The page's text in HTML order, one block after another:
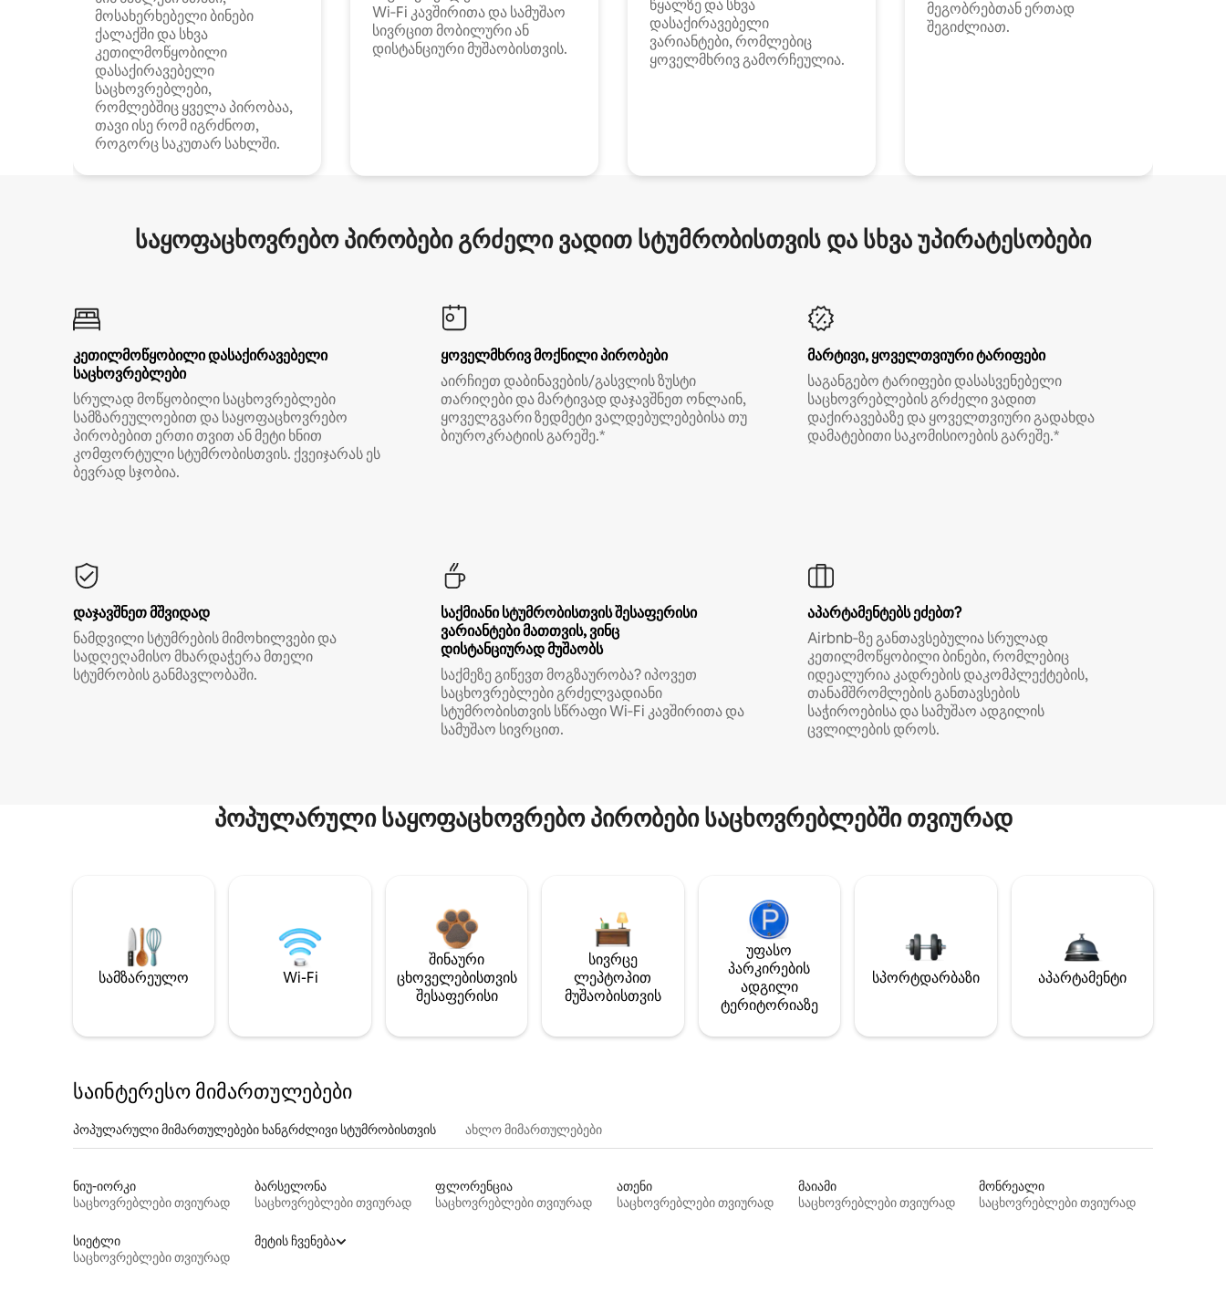
მოსახერხებელი ბინები
ქალაქში და სხვა
კეთილმოწყობილი
დასაქირავებელი
საცხოვრებლები,
რომლებშიც ყველა პირობაა,
თავი ისე რომ იგრძნოთ,
როგორც საკუთარ სახლში.
Wi‑Fi კავშირითა და სამუშაო
სივრცით მობილური ან
დისტანციური მუშაობისთვის.
წყალზე და სხვა
დასაქირავებელი
ვარიანტები, რომლებიც
ყოველმხრივ გამორჩეულია.
მეგობრებთან ერთად
შეგიძლიათ.
საყოფაცხოვრებო პირობები გრძელი ვადით სტუმრობისთვის და სხვა უპირატესობები
კეთილმოწყობილი დასაქირავებელი
საცხოვრებლები
სრულად მოწყობილი საცხოვრებლები
სამზარეულოებით და საყოფაცხოვრებო
პირობებით ერთი თვით ან მეტი ხნით
კომფორტული სტუმრობისთვის. ქვეიჯარას ეს
ბევრად სჯობია.
ყოველმხრივ მოქნილი პირობები
აირჩიეთ დაბინავების/გასვლის ზუსტი
თარიღები და მარტივად დაჯავშნეთ ონლაინ,
ყოველგვარი ზედმეტი ვალდებულებებისა თუ
ბიუროკრატიის გარეშე.*
მარტივი, ყოველთვიური ტარიფები
საგანგებო ტარიფები დასასვენებელი
საცხოვრებლების გრძელი ვადით
დაქირავებაზე და ყოველთვიური გადახდა
დამატებითი საკომისიოების გარეშე.*
დაჯავშნეთ მშვიდად
ნამდვილი სტუმრების მიმოხილვები და
სადღეღამისო მხარდაჭერა მთელი
სტუმრობის განმავლობაში.
საქმიანი სტუმრობისთვის შესაფერისი
ვარიანტები მათთვის, ვინც
დისტანციურად მუშაობს
საქმეზე გიწევთ მოგზაურობა? იპოვეთ
საცხოვრებლები გრძელვადიანი
სტუმრობისთვის სწრაფი Wi‑Fi კავშირითა და
სამუშაო სივრცით.
აპარტამენტებს ეძებთ?
Airbnb‑ზე განთავსებულია სრულად
კეთილმოწყობილი ბინები, რომლებიც
იდეალურია კადრების დაკომპლექტების,
თანამშრომლების განთავსების
საჭიროებისა და სამუშაო ადგილის
ცვლილების დროს.
პოპულარული საყოფაცხოვრებო პირობები საცხოვრებლებში თვიურად
სამზარეულო Wi-Fi
შინაური
ცხოველებისთვის
შესაფერისი
სივრცე
ლეპტოპით
მუშაობისთვის
უფასო
პარკირების
ადგილი
ტერიტორიაზე
სპორტდარბაზი აპარტამენტი
საინტერესო მიმართულებები
პოპულარული მიმართულებები ხანგრძლივი სტუმრობისთვის ახლო მიმართულებები
ნიუ-იორკი
საცხოვრებლები თვიურად
ბარსელონა
საცხოვრებლები თვიურად
ფლორენცია
საცხოვრებლები თვიურად
ათენი
საცხოვრებლები თვიურად
მაიამი
საცხოვრებლები თვიურად
მონრეალი
საცხოვრებლები თვიურად
სიეტლი
საცხოვრებლები თვიურად
მეტის ჩვენება